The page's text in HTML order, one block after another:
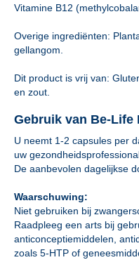
Vitamine B12
Overige ingrediënten:
gellangom.
Dit product is vrij van:
en zout.
Gebruik van Be-Life
U neemt 1-2 capsules per
uw
De aanbevolen dagelijkse
Waarschuwing:
Niet gebruiken bij
Raadpleeg een arts bij
anticonceptiemiddelen,
zoals 5-HTP of